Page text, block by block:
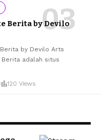
Berita by Devilo
by Devilo Arts
adalah situs
120 Views